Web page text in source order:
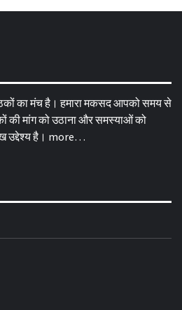
का मंच है। हमारा मकसद आपको समय से
की मांग को उठाना और समस्याओं को
उद्देश्य है। more…